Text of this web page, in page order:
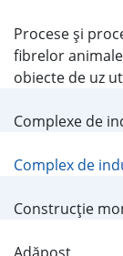
Procese şi
fibrelor
obiecte de uz
Complexe de
Complex de
Construcţie